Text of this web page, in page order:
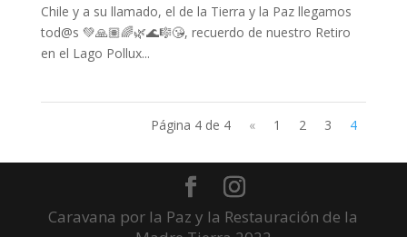
Chile y a su llamado, el de la Tierra y la Paz llegamos
tod@s 💚🙏🏽🌈🌿🌊🎼😘, recuerdo de nuestro Retiro
en el Lago Pollux...
Página 4 de 4 « 1 2 3 4
Caravana por la Paz y la Restauración de la